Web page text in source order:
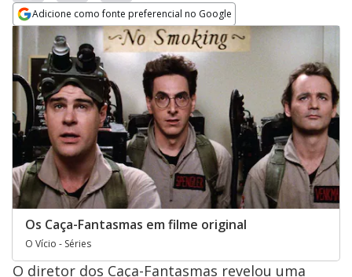
Adicione como fonte preferencial no Google
Opens in new window
Os Caça-Fantasmas em filme original
O Vício - Séries
O diretor dos Caça-Fantasmas revelou uma